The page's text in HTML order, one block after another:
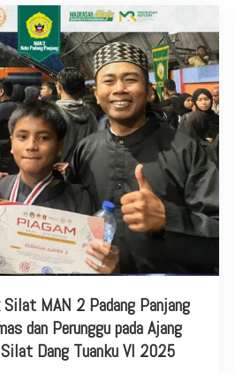
MAN 2 Padang Panjang
dan Perunggu pada Ajang
Dang Tuanku VI 2025